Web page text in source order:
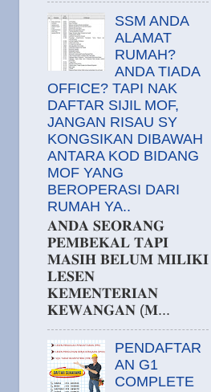
SSM ANDA
ALAMAT
RUMAH?
ANDA TIADA
OFFICE? TAPI NAK
DAFTAR SIJIL MOF,
JANGAN RISAU SY
KONGSIKAN DIBAWAH
ANTARA KOD BIDANG
MOF YANG
BEROPERASI DARI
RUMAH YA..
𝐀𝐍𝐃𝐀 𝐒𝐄𝐎𝐑𝐀𝐍𝐆
𝐏𝐄𝐌𝐁𝐄𝐊𝐀𝐋 𝐓𝐀𝐏𝐈
𝐌𝐀𝐒𝐈𝐇 𝐁𝐄𝐋𝐔𝐌 𝐌𝐈𝐋𝐈𝐊𝐈
𝐋𝐄𝐒𝐄𝐍
𝐊𝐄𝐌𝐄𝐍𝐓𝐄𝐑𝐈𝐀𝐍
𝐊𝐄𝐖𝐀𝐍𝐆𝐀𝐍 (𝐌...
PENDAFTAR
AN G1
COMPLETE